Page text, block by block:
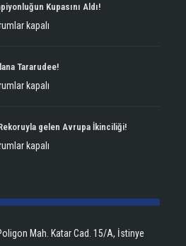
Kupasını Aldı!
kapalı
Tararudee!
kapalı
gelen Avrupa İkinciliği!
kapalı
Mah. Katar Cad. 15/A, İstinye